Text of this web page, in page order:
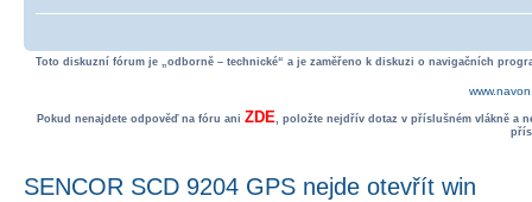
Toto diskuzní fórum je „odborně – technické“ a je zaměřeno k diskuzi o navigačních
Pokud nenajdete odpověď na fóru ani ZDE, položte nejdřív dotaz v příslušném vlákně a
SENCOR SCD 9204 GPS nejde otevřít win